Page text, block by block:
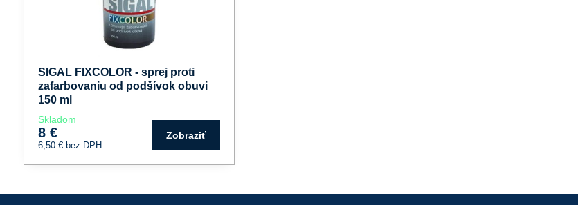
SIGAL FIXCOLOR - sprej proti
zafarbovaniu od podšívok obuvi
150 ml
Skladom
8 €
6,50 € bez DPH
Zobraziť